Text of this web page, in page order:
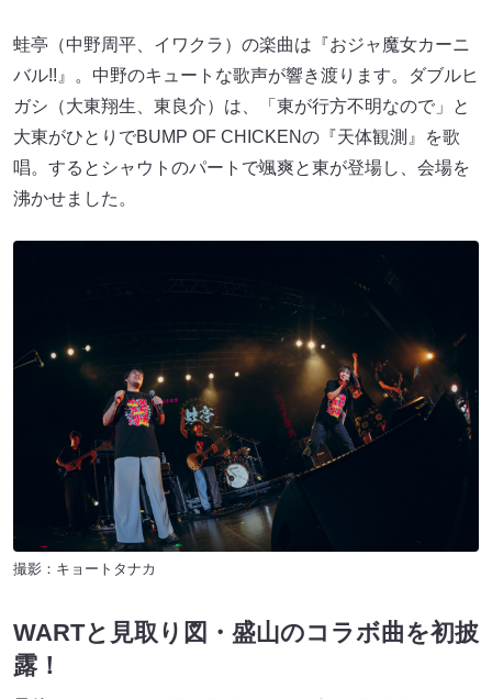
蛙亭（中野周平、イワクラ）の楽曲は『おジャ魔女カーニ
バル!!』。中野のキュートな歌声が響き渡ります。ダブルヒ
ガシ（大東翔生、東良介）は、「東が行方不明なので」と
大東がひとりでBUMP OF CHICKENの『天体観測』を歌
唱。するとシャウトのパートで颯爽と東が登場し、会場を
沸かせました。
撮影：キョートタナカ
WARTと見取り図・盛山のコラボ曲を初披
露！